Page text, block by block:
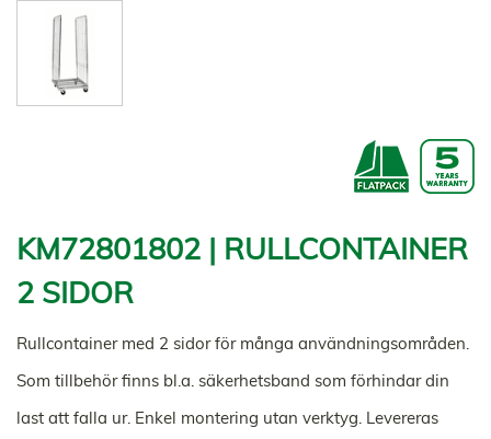
KM72801802 | RULLCONTAINER
2 SIDOR
Rullcontainer med 2 sidor för många användningsområden.
Som tillbehör finns bl.a. säkerhetsband som förhindar din
last att falla ur. Enkel montering utan verktyg. Levereras